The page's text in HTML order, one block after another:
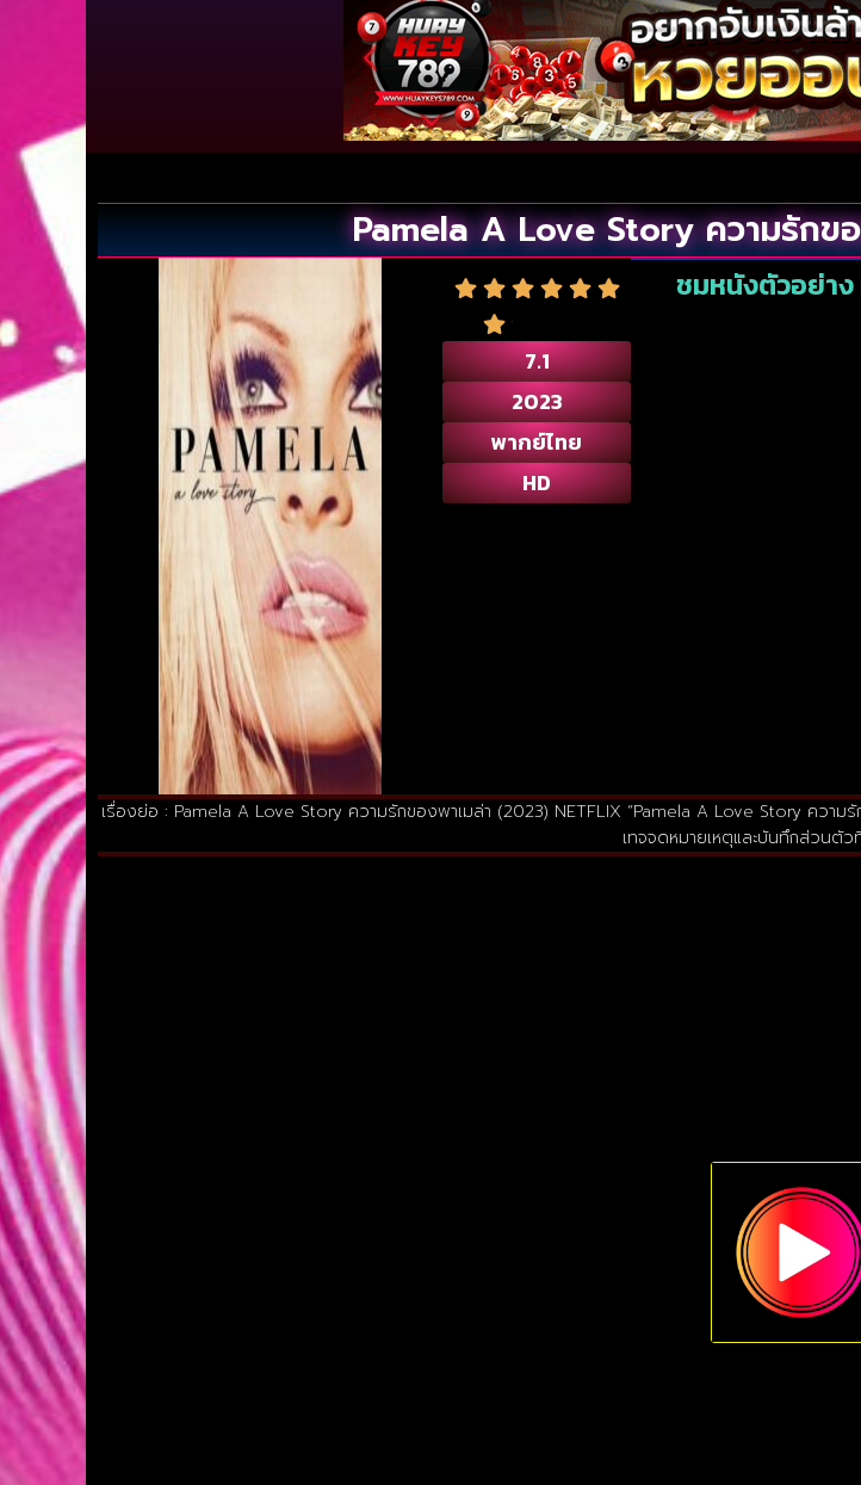
Pamela A Love Story ความรักข
7.1
2023
พากย์ไทย
HD
ชมหนังตัวอย่าง
เรื่องย่อ : Pamela A Love Story ความรักของพาเมล่า (2023) NETFLIX “Pamela A Love Story คว
เทจจดหมายเหตุและบันทึกส่วนตัว